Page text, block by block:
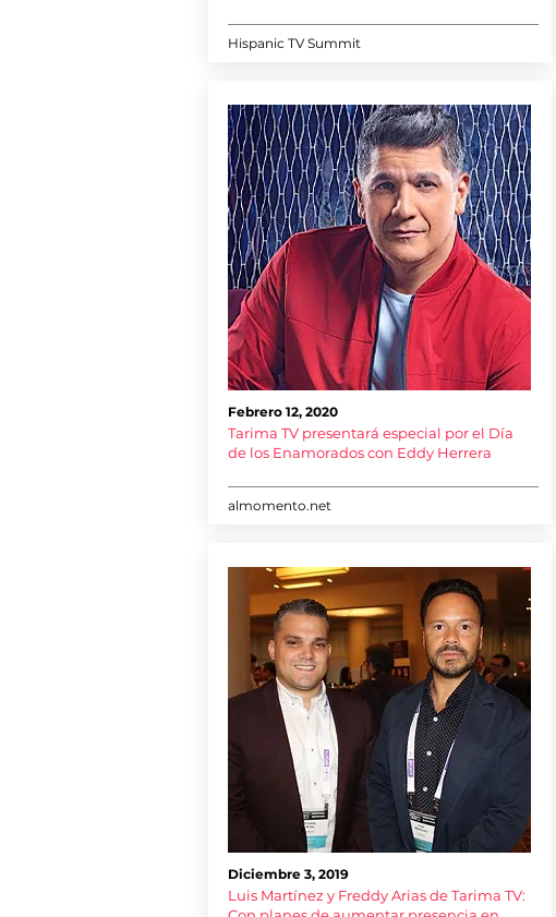
Hispanic TV Summit
Febrero 12, 2020
Tarima TV presentará especial por el Día
de los Enamorados con Eddy Herrera
almomento.net
Diciembre 3, 2019
Luis Martínez y Freddy Arias de Tarima TV: